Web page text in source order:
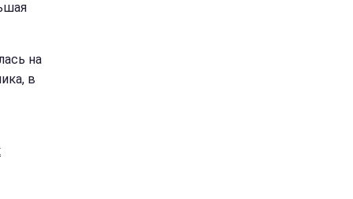
на
в